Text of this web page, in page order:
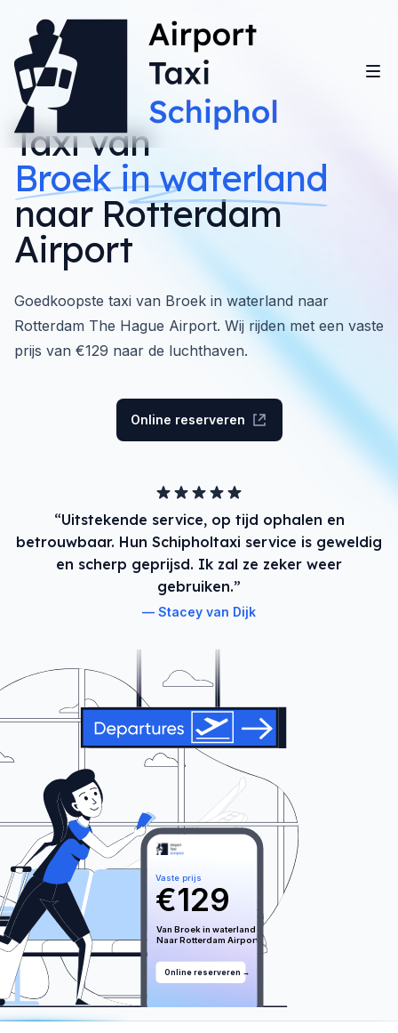
Taxi van
Broek in waterland
naar Rotterdam
Airport
Goedkoopste taxi van Broek in waterland naar
Rotterdam The Hague Airport. Wij rijden met een vaste
prijs van €129 naar de luchthaven.
Online reserveren
“Uitstekende service, op tijd ophalen en
betrouwbaar. Hun Schipholtaxi service is geweldig
en scherp geprijsd. Ik zal ze zeker weer
gebruiken.”
Stacey van Dijk
Online reserveren →
129
€
Vaste prijs
Van Broek in waterland
Naar Rotterdam Airport